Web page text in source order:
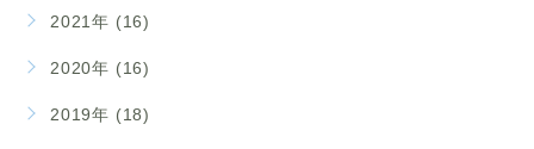
2021年 (16)
2020年 (16)
2019年 (18)